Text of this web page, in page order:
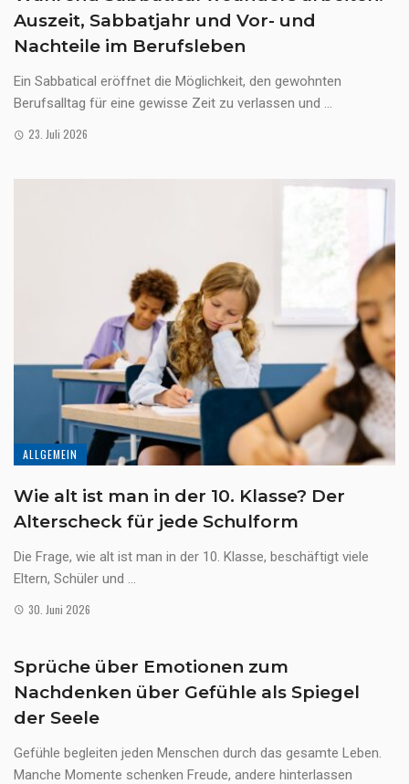
Auszeit, Sabbatjahr und Vor- und
Nachteile im Berufsleben
Ein Sabbatical eröffnet die Möglichkeit, den gewohnten
Berufsalltag für eine gewisse Zeit zu verlassen und ...
23. Juli 2026
ALLGEMEIN
Wie alt ist man in der 10. Klasse? Der
Alterscheck für jede Schulform
Die Frage, wie alt ist man in der 10. Klasse, beschäftigt viele
Eltern, Schüler und ...
30. Juni 2026
Sprüche über Emotionen zum
Nachdenken über Gefühle als Spiegel
der Seele
Gefühle begleiten jeden Menschen durch das gesamte Leben.
Manche Momente schenken Freude, andere hinterlassen